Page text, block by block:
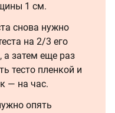
1 см.
снова нужно
на 2/3 его
затем еще раз
тесто пленкой и
— на час.
опять